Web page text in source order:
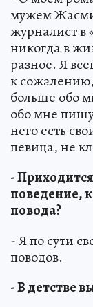
мужем
журналист в
никогда в
разное. Я
к
больше обо
обо мне
него есть
певица, не
-
поведение,
повода?
- Я по сути
поводов.
- В детстве